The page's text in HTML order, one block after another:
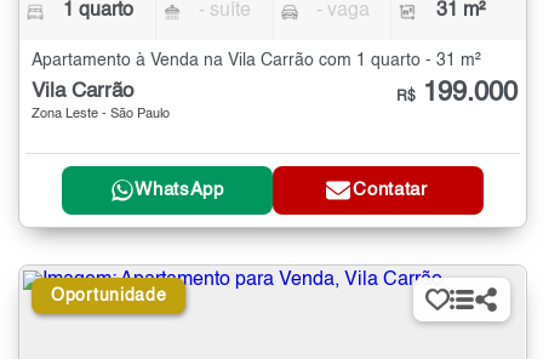
1 quarto - suíte - vaga 31 m²
Apartamento à Venda na Vila Carrão com 1 quarto - 31 m²
Vila Carrão
Zona Leste - São Paulo
R$ 199.000
WhatsApp Contatar
Oportunidade